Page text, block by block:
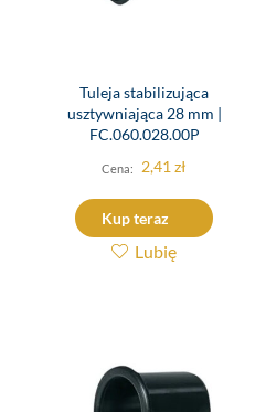
Tuleja stabilizująca
usztywniająca 28 mm |
FC.060.028.00P
2,41zł
Kup teraz
Lubię